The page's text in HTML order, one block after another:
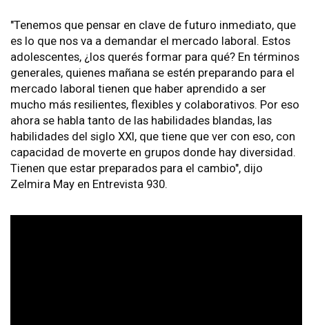
"Tenemos que pensar en clave de futuro inmediato, que
es lo que nos va a demandar el mercado laboral. Estos
adolescentes, ¿los querés formar para qué? En términos
generales, quienes mañana se estén preparando para el
mercado laboral tienen que haber aprendido a ser
mucho más resilientes, flexibles y colaborativos. Por eso
ahora se habla tanto de las habilidades blandas, las
habilidades del siglo XXI, que tiene que ver con eso, con
capacidad de moverte en grupos donde hay diversidad.
Tienen que estar preparados para el cambio", dijo
Zelmira May en Entrevista 930.